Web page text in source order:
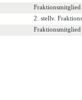
Fraktionsmitglied
2. stellv.
Fraktionsmitglied